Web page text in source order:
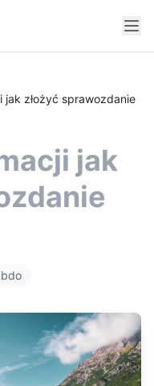
jak złożyć sprawozdanie
jak